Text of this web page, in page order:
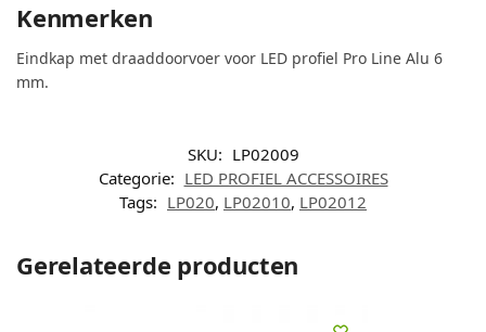
Kenmerken
Eindkap met draaddoorvoer voor LED profiel Pro Line Alu 6
mm.
SKU: LP02009
Categorie: LED PROFIEL ACCESSOIRES
Tags: LP020, LP02010, LP02012
Gerelateerde producten